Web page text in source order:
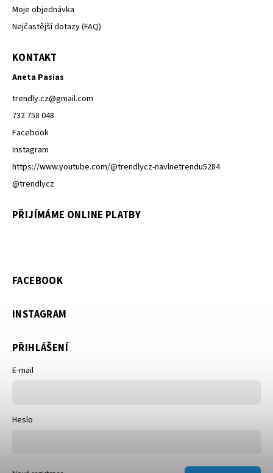
Moje objednávka
Nejčastější dotazy (FAQ)
KONTAKT
Aneta Pasias
trendly.cz@gmail.com
732 758 048
Facebook
Instagram
https://www.youtube.com/@trendlycz-navlnetrendu5284
@trendlycz
PŘIJÍMÁME ONLINE PLATBY
FACEBOOK
INSTAGRAM
PŘIHLÁŠENÍ
E-mail
Heslo